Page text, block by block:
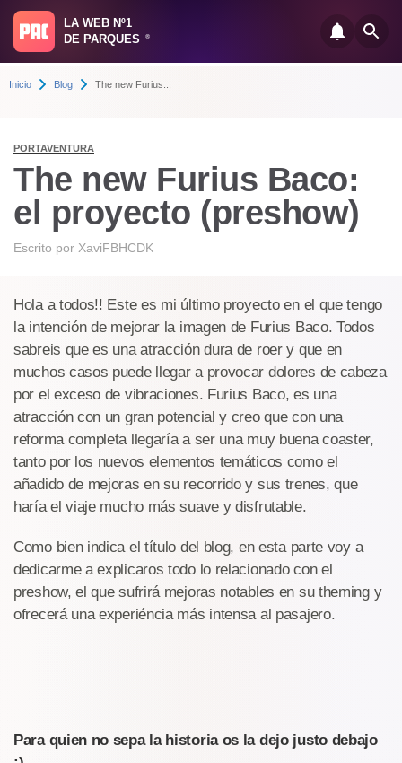
LA WEB Nº1
DE PARQUES
®
Inicio Blog The new Furius...
PORTAVENTURA
The new Furius Baco:
el proyecto (preshow)
Escrito por XaviFBHCDK
Hola a todos!! Este es mi último proyecto en el que tengo
la intención de mejorar la imagen de Furius Baco. Todos
sabreis que es una atracción dura de roer y que en
muchos casos puede llegar a provocar dolores de cabeza
por el exceso de vibraciones. Furius Baco, es una
atracción con un gran potencial y creo que con una
reforma completa llegaría a ser una muy buena coaster,
tanto por los nuevos elementos temáticos como el
añadido de mejoras en su recorrido y sus trenes, que
haría el viaje mucho más suave y disfrutable.
Como bien indica el título del blog, en esta parte voy a
dedicarme a explicaros todo lo relacionado con el
preshow, el que sufrirá mejoras notables en su theming y
ofrecerá una experiéncia más intensa al pasajero.
Para quien no sepa la historia os la dejo justo debajo